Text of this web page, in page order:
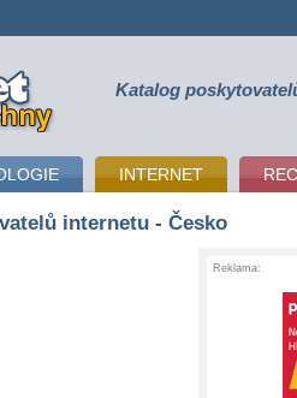
Katalog
INTERNET
internetu - Česko
Reklama: